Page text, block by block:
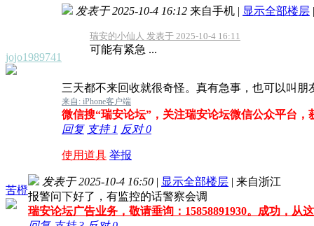
jojo1989741
发表于 2025-10-4 16:12 来自手机 | 显示全部楼层 |
瑞安的小仙人 发表于 2025-10-4 16:11
可能有紧急 ...
三天都不来回收就很奇怪。真有急事，也可以叫
来自: iPhone客户端
微信搜“瑞安论坛”，关注瑞安论坛微信公众平台，
回复 支持 1 反对0
使用道具 举报
苦橙
发表于 2025-10-4 16:50 | 显示全部楼层 | 来自浙江
报警问下好了，有监控的话警察会调
瑞安论坛广告业务，敬请垂询：15858891930。成功，从